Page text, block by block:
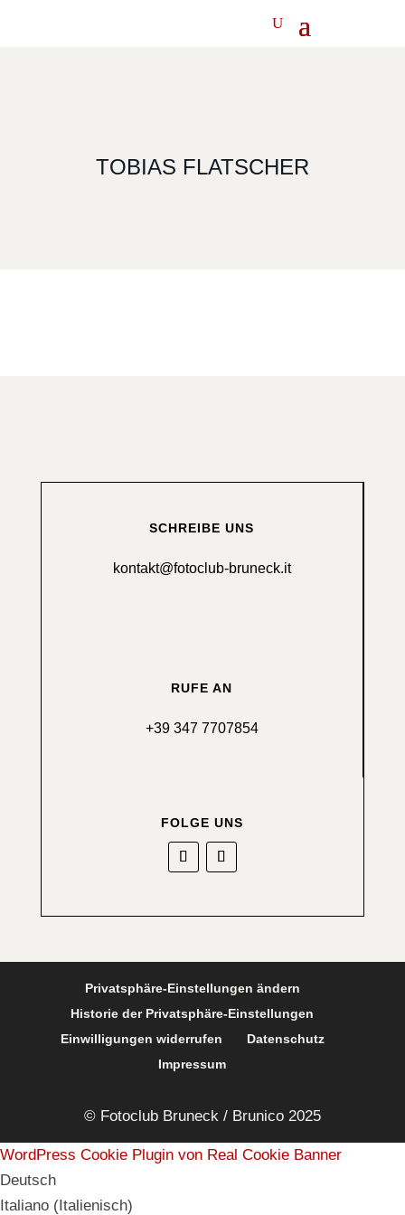
TOBIAS FLATSCHER
SCHREIBE UNS
kontakt@fotoclub-bruneck.it
RUFE AN
+39 347 7707854
FOLGE UNS
Privatsphäre-Einstellungen ändern
Historie der Privatsphäre-Einstellungen
Einwilligungen widerrufen
Datenschutz
Impressum
© Fotoclub Bruneck / Brunico 2025
WordPress Cookie Plugin von Real Cookie Banner
Deutsch
Italiano (Italienisch)